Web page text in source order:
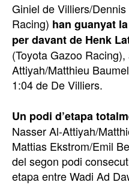
Giniel de Villiers/
Racing) han guanyat
per davant de Henk
(Toyota Gazoo
Attiyah/Matthieu
1:04 de De Villiers.
Un podi d’etapa
Nasser Al-Attiyah/
Mattias Ekstrom/Emil
del segon podi
etapa entre Wadi Ad